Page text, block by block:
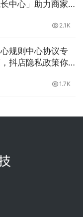
中心」助力商家
2.1K
规则中心协议专
抖店隐私政策你
1.7K